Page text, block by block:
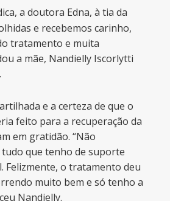
a doutora Edna, à tia da
e recebemos carinho,
tratamento e muita
a mãe, Nandielly Iscorlytti
e a certeza de que o
feito para a recuperação da
em gratidão. “Não
que tenho de suporte
Felizmente, o tratamento deu
muito bem e só tenho a
Nandielly.